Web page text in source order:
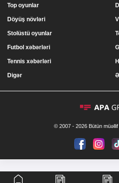
Top oyunlar
Döyüş növləri
Stolüstü oyunlar
Futbol xəbərləri
Tennis xəbərləri
Digər
© 2007 - 2026 Bütün müəllif